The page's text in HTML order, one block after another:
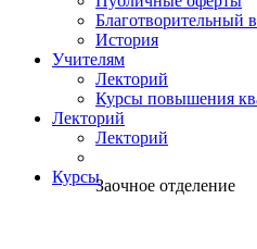
Благотворительный
История
Учителям
Лекторий
Курсы повышения
Лекторий
Лекторий
КурсыЗаочное отделение